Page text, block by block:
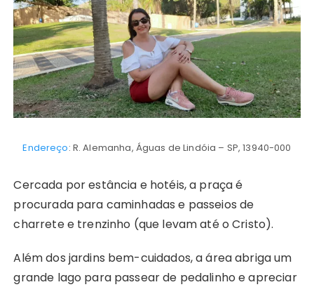
Endereço: R. Alemanha, Águas de Lindóia – SP, 13940-000
Cercada por estância e hotéis, a praça é
procurada para caminhadas e passeios de
charrete e trenzinho (que levam até o Cristo).
Além dos jardins bem-cuidados, a área abriga um
grande lago para passear de pedalinho e apreciar